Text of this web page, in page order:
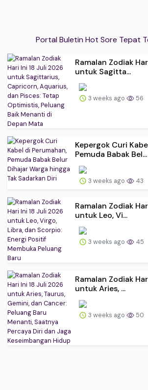
Portal Buletin Hot Sore Tepat
Ramalan Zodiak
untuk Sagitta...
3 weeks ago 56
Kepergok Curi
Pemuda Babak Bel...
3 weeks ago 43
Ramalan Zodiak
untuk Leo, Vi...
3 weeks ago 45
Ramalan Zodiak
untuk Aries, ...
3 weeks ago 50